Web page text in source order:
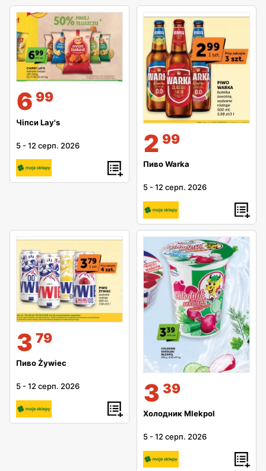
6 99
Чіпси Lay's
5 -12 серп. 2026 2 99
Пиво Warka
5 -12 серп. 2026
3 79
Пиво Żywiec
5 -12 серп. 2026 3 39
Холодник Mlekpol
5 -12 серп. 2026